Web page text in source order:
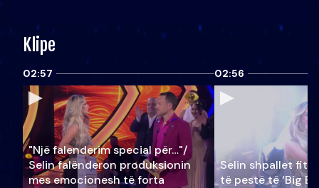
Klipe
02:57
"Një falenderim special për…"/
Selin falënderon produksionin
mes emocionesh të forta
02:56
Selin shpallet
të pestë të ‘Big